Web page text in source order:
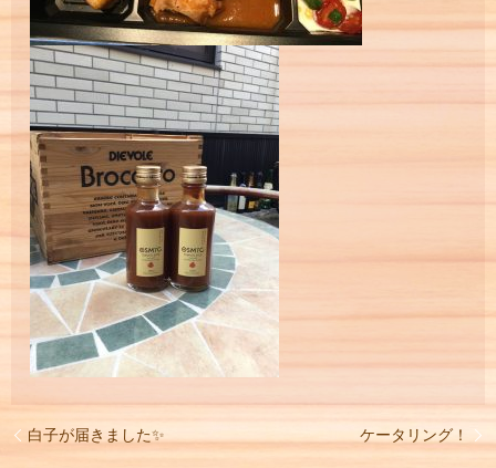
白子が届きました✨ ケータリング！